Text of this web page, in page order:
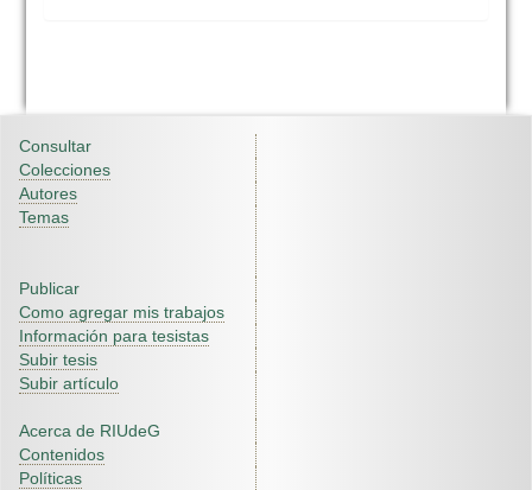
Consultar
Colecciones
Autores
Temas
Publicar
Como agregar mis trabajos
Información para tesistas
Subir tesis
Subir artículo
Acerca de RIUdeG
Contenidos
Políticas